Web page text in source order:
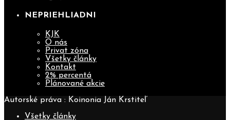
NEPRIEHLIADNI
KJK
O nás
Privat zóna
Všetky články
Kontakt
2% percentá
Plánované akcie
Autorské práva : Koinonia Ján Krstiteľ
Všetky články